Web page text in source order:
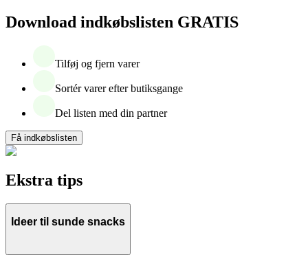
Download indkøbslisten GRATIS
Tilføj og fjern varer
Sortér varer efter butiksgange
Del listen med din partner
Få indkøbslisten
Ekstra tips
Ideer til sunde snacks